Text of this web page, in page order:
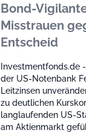
Bond-
Misstrauen
Entscheid
Investmentfonds.de
der US-Notenbank
Leitzinsen
zu deutlichen
langlaufenden US-
am Aktienmarkt